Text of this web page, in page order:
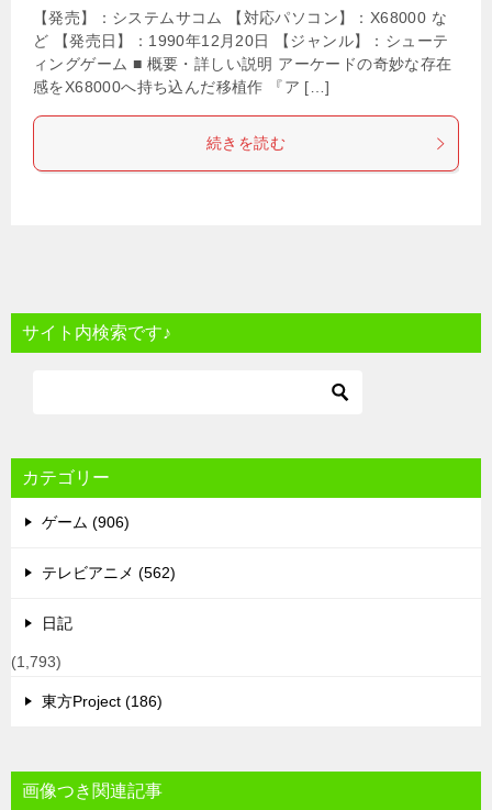
【発売】：システムサコム 【対応パソコン】：X68000 な
ど 【発売日】：1990年12月20日 【ジャンル】：シューテ
ィングゲーム ■ 概要・詳しい説明 アーケードの奇妙な存在
感をX68000へ持ち込んだ移植作 『ア […]
続きを読む
サイト内検索です♪
カテゴリー
ゲーム (906)
テレビアニメ (562)
日記
(1,793)
東方Project (186)
画像つき関連記事